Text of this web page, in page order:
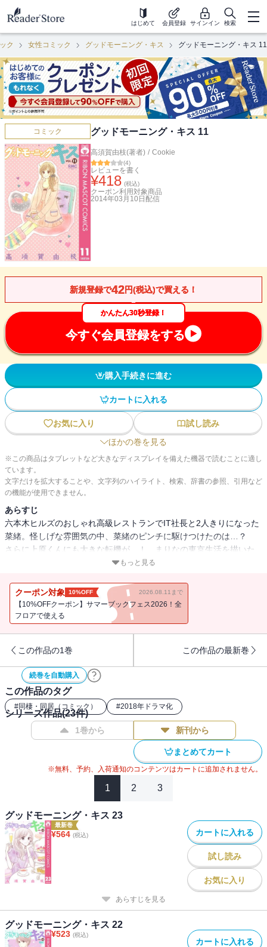
はじめて 会員登録 サインイン 検索
ク 女性コミック グッドモーニング・キス グッドモーニング・キス 11
コミック グッドモーニング・キス 11
高須賀由枝(著者) / Cookie
(4)
レビューを書く
¥418 (税込)
クーポン利用対象商品
2014年03月10日 配信
新規登録で42円(税込)で買える！
かんたん30秒登録！
今すぐ会員登録をする
購入手続きに進む
カートに入れる
お気に入り
試し読み
ほかの巻を見る
※この商品はタブレットなど大きなディスプレイを備えた機器で読むことに適し
ています。
文字だけを拡大することや、文字列のハイライト、検索、辞書の参照、引用など
の機能が使用できません。
あらすじ
六本木ヒルズのおしゃれ高級レストランでIT社長と2人きりになった
菜緒。怪しげな雰囲気の中、菜緒のピンチに駆けつけたのは…？
さらに上原くんにも大きな転機が…！ まりなの東京生活を描いた
番外編も収録。 【同時収録】グッドモーニング・キス番外編／I
もっと見る
クーポン対象 10%OFF 2026.08.11まで
【10%OFFクーポン】サマーブックフェス2026！全
フロアで使える
この作品の1巻 この作品の最新巻
続巻を自動購入
この作品のタグ
#同棲・同居（コミック） #2018年ドラマ化
シリーズ作品(23件)
1巻から 新刊から
まとめてカート
※無料、予約、入荷通知のコンテンツはカートに追加されません。
1 2 3
グッドモーニング・キス 23
最新巻
¥564 (税込) カートに入れる
試し読み
お気に入り
あらすじを見る
グッドモーニング・キス 22
¥523 (税込)
カートに入れる